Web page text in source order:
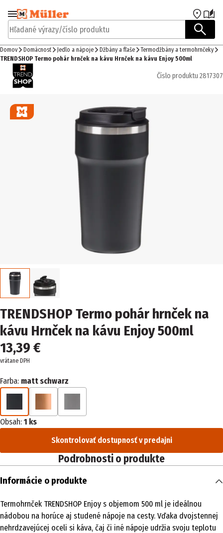
Prejsť na navigáciu
Prejsť na hlavný obsah
Hľadané výrazy/číslo produktu
Domov Domácnosť Jedlo a nápoje Džbány a fľaše
Termodžbány a termohrnčeky
TRENDSHOP Termo pohár hrnček na kávu Hrnček na kávu Enjoy 500ml
Číslo produktu 2817307
TRENDSHOP Termo pohár hrnček na
kávu Hrnček na kávu Enjoy 500ml
13,39 €
vrátane DPH
Farba: matt schwarz
Obsah: 1 ks
Skontrolovať dostupnosť v predajni
Podrobnosti o produkte
Informácie o produkte
Termohrnček TRENDSHOP Enjoy s objemom 500 ml je ideálnou
nádobou na horúce aj studené nápoje na cesty. Vďaka dvojstennej
nehrdzavejúcej oceli si káva, čaj či iné nápoje udržia svoju teplotu